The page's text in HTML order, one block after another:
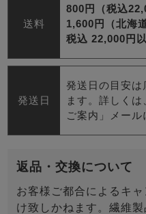
送料
800円（税込
1,600円（北海
税込 22,000円
発送日
発送日の目安は
ます。詳しく
ご案内」メール
返品・交換について
お客様ご都合によるキ
け致しかねます。繊維